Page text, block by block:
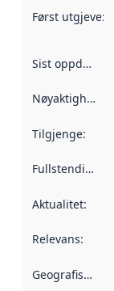
Først utgjeve:
Sist oppdatert
Nøyaktigheit
Tilgjenge:
Fullstendigheit
Aktualitet:
Relevans:
Geografisk område